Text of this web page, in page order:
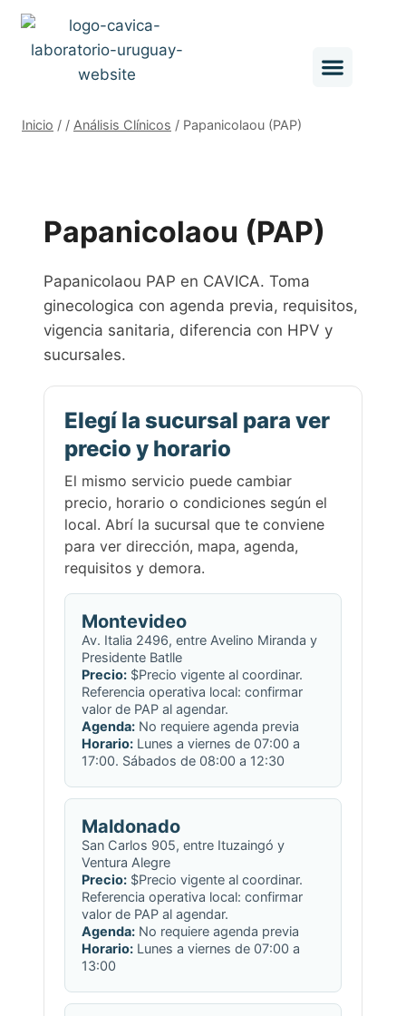
Inicio / / Análisis Clínicos / Papanicolaou (PAP)
Papanicolaou (PAP)
Papanicolaou PAP en CAVICA. Toma
ginecologica con agenda previa, requisitos,
vigencia sanitaria, diferencia con HPV y
sucursales.
Elegí la sucursal para ver
precio y horario
El mismo servicio puede cambiar
precio, horario o condiciones según el
local. Abrí la sucursal que te conviene
para ver dirección, mapa, agenda,
requisitos y demora.
Montevideo
Av. Italia 2496, entre Avelino Miranda y
Presidente Batlle
Precio: $Precio vigente al coordinar.
Referencia operativa local: confirmar
valor de PAP al agendar.
Agenda: No requiere agenda previa
Horario: Lunes a viernes de 07:00 a
17:00. Sábados de 08:00 a 12:30
Maldonado
San Carlos 905, entre Ituzaingó y
Ventura Alegre
Precio: $Precio vigente al coordinar.
Referencia operativa local: confirmar
valor de PAP al agendar.
Agenda: No requiere agenda previa
Horario: Lunes a viernes de 07:00 a
13:00